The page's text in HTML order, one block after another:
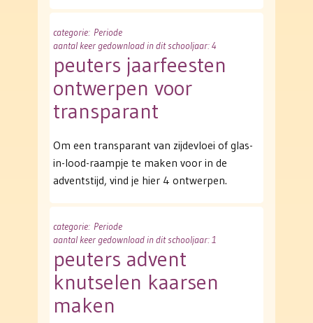
categorie: Periode
aantal keer gedownload in dit schooljaar: 4
peuters jaarfeesten
ontwerpen voor
transparant
Om een transparant van zijdevloei of glas-
in-lood-raampje te maken voor in de
adventstijd, vind je hier 4 ontwerpen.
categorie: Periode
aantal keer gedownload in dit schooljaar: 1
peuters advent
knutselen kaarsen
maken